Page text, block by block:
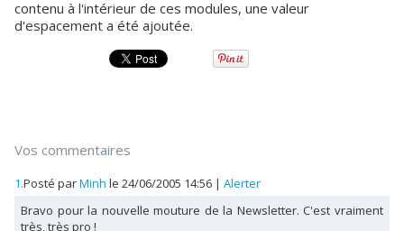
contenu à l'intérieur de ces modules, une valeur
d'espacement a été ajoutée.
Vos commentaires
1.Posté parMinh le 24/06/2005 14:56 | Alerter
Bravo pour la nouvelle mouture de la Newsletter. C'est vraiment
très, très pro !